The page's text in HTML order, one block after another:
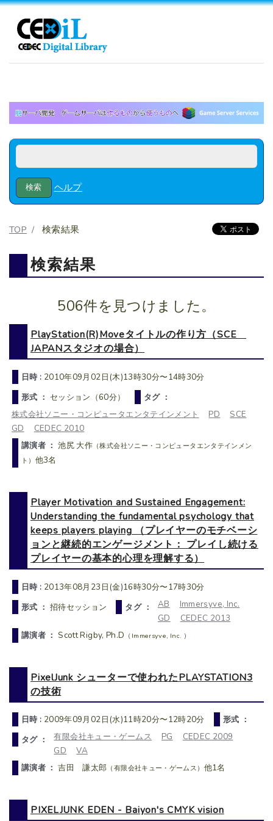
ヘルプ
TOP 検索結果
検索結果
506件を見つけました。
PlayStation(R)Moveタイトルの作り方（SCE
JAPANスタジオの場合）
日時 : 2010年09月02日(木)13時30分〜14時30分
形式 ： セッション（60分）
タグ ：
株式会社ソニー・コンピュータエンタテインメント
PD
SCE
GD
CEDEC 2010
講演者 ：池尻 大作 （株式会社ソニー・コンピュータエンタテインメン
ト） 他3名
Player Motivation and Sustained Engagement:
Understanding the fundamental psychology that
keeps players playing （プレイヤーのモチベーシ
ョンと継続的エンゲージメント： プレイし続ける
プレイヤーの基本的心理を理解する）
日時 : 2013年08月23日(金)16時30分〜17時30分
形式 ： 招待セッション タグ ： AB
Immersyve, Inc.
GD
CEDEC 2013
講演者 ： Scott Rigby, Ph.D （Immersyve, Inc. ）
PixelJunk シューターで使われたPLAYSTATION3
の技術
日時 : 2009年09月02日(水)11時20分〜12時20分
形式 ：
タグ ：
有限会社キュー・ゲームス PG
CEDEC 2009
GD
VA
講演者 ：吉田 謙太郎 （有限会社キュー・ゲームス） 他1名
PIXELJUNK EDEN - Baiyon's CMYK vision